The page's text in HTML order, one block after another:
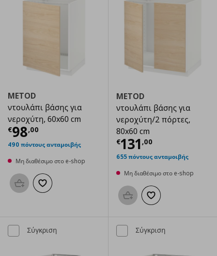
METOD
ντουλάπι βάσης για
νεροχύτη, 60x60 cm
€98,00
Τρέχουσα τιμή € 98,00
490 πόντους ανταμοιβής
Μη διαθέσιμο στο e-shop
Προσθήκη στο καλάθι
Προσθήκη στα αγαπημένα
METOD
ντουλάπι βάσης για
νεροχύτη/2 πόρτες,
80x60 cm
€131 ,00
Τρέχουσα
655 πόντους ανταμοιβής
Μη διαθέσιμο στο e-shop
Προσθήκη στο καλάθι
Προσθήκη στα
Σύγκριση Σύγκριση